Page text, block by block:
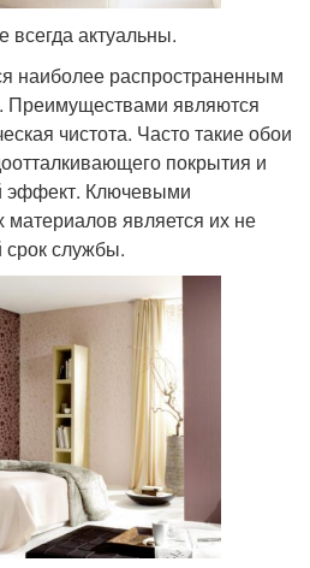
актуальны.
наиболее распространенным
Преимуществами являются
чистота. Часто такие обои
покрытия и
эффект. Ключевыми
является их не
срок службы.